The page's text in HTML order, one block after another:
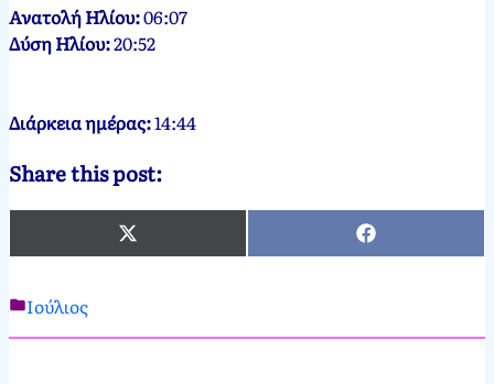
Ανατολή Ηλίου:06:07
Δύση Ηλίου:20:52
Διάρκεια ημέρας:14:44
Share this post:
X
(Twitter)
Facebook
Νεκτάριος
6
Ιούλιος